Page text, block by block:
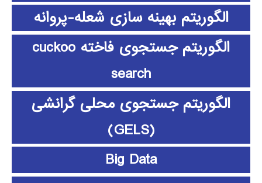
الگوریتم بهینه سازی شعله-پروانه
الگوریتم جستجوی فاخته cuckoo
search
الگوریتم جستجوی محلی گرانشی
(GELS)
Big Data